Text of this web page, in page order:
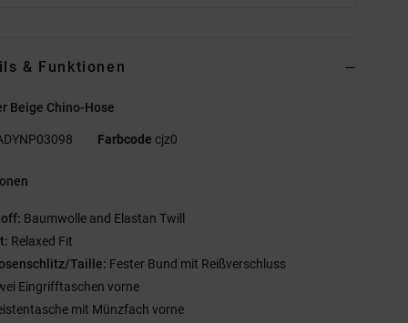
& Funktionen
Beige Chino-Hose
Farbcode cjz0
Baumwolle and Elastan Twill
Relaxed Fit
Taille: Fester Bund mit Reißverschluss
Eingrifftaschen vorne
mit Münzfach vorne